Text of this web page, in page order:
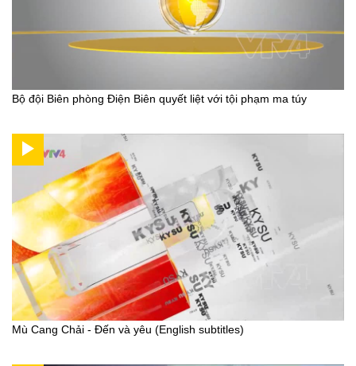
Bộ đội Biên phòng Điện Biên quyết liệt với tội phạm ma túy
Mù Cang Chải - Đến và yêu (English subtitles)